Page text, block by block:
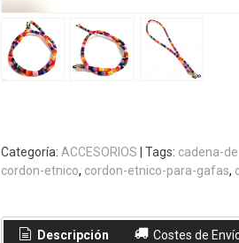
Categoría: ACCESORIOS Tags: cadena-
cordon-etnico cordon-etnico-para-gafas
Descripción Costes de